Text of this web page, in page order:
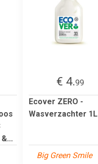
€ 4.99
Ecover ZERO -
Wasverzachter 1L
Big Green Smile